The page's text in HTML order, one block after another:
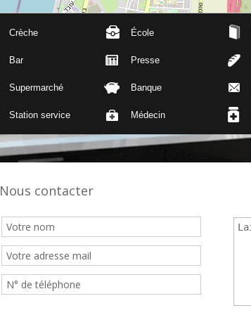
Crèche École
Bar Presse
Supermarché Banque
Station service Médecin
Nous contacter